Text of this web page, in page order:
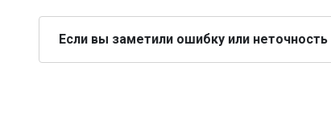
Если вы заметили ошибку или неточность